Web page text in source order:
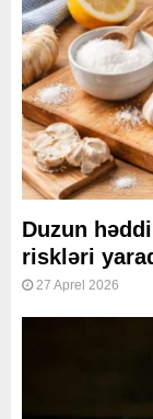
Duzun
riskləri
27 Aprel 2026